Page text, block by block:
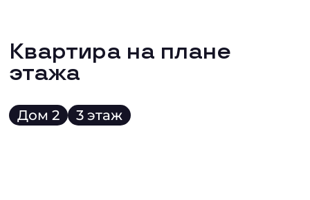
Квартира на плане
этажа
Дом 2 3 этаж